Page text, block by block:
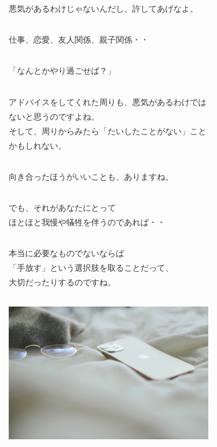
悪気があるわけじゃないんだし、許してあげなよ。
仕事、恋愛、友人関係、親子関係・・
「なんとかやり過ごせば？」
アドバイスをしてくれた周りも、悪気があるわけでは
ないと思うのですよね。
そして、周りからみたら「たいしたことがない」こと
かもしれない。
向き合ったほうがいいことも、ありますね。
でも、それがあなたにとって
ほとほと我慢や犠牲を伴うのであれば・・
本当に必要なものでないならば
「手放す」という選択肢を取ることだって、
大切だったりするのですね。